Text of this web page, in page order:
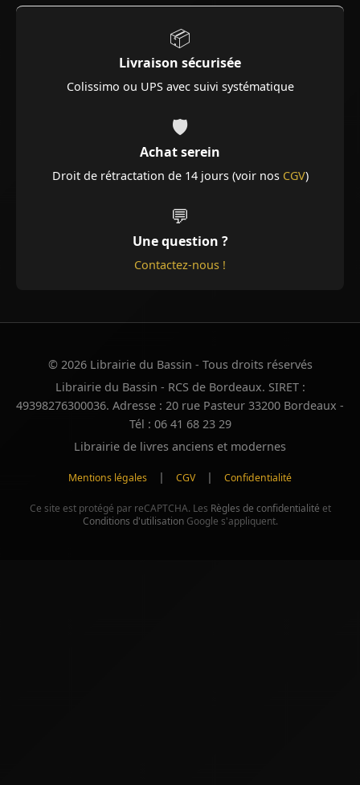
📦
Livraison sécurisée
Colissimo ou UPS avec suivi systématique
🛡️
Achat serein
Droit de rétractation de 14 jours (voir nos CGV)
💬
Une question ?
Contactez-nous !
© 2026 Librairie du Bassin - Tous droits réservés
Librairie du Bassin - RCS de Bordeaux. SIRET :
49398276300036. Adresse : 20 rue Pasteur 33200 Bordeaux -
Tél : 06 41 68 23 29
Librairie de livres anciens et modernes
Mentions légales | CGV | Confidentialité
Ce site est protégé par reCAPTCHA. Les Règles de confidentialité et
Conditions d'utilisationGoogle s'appliquent.